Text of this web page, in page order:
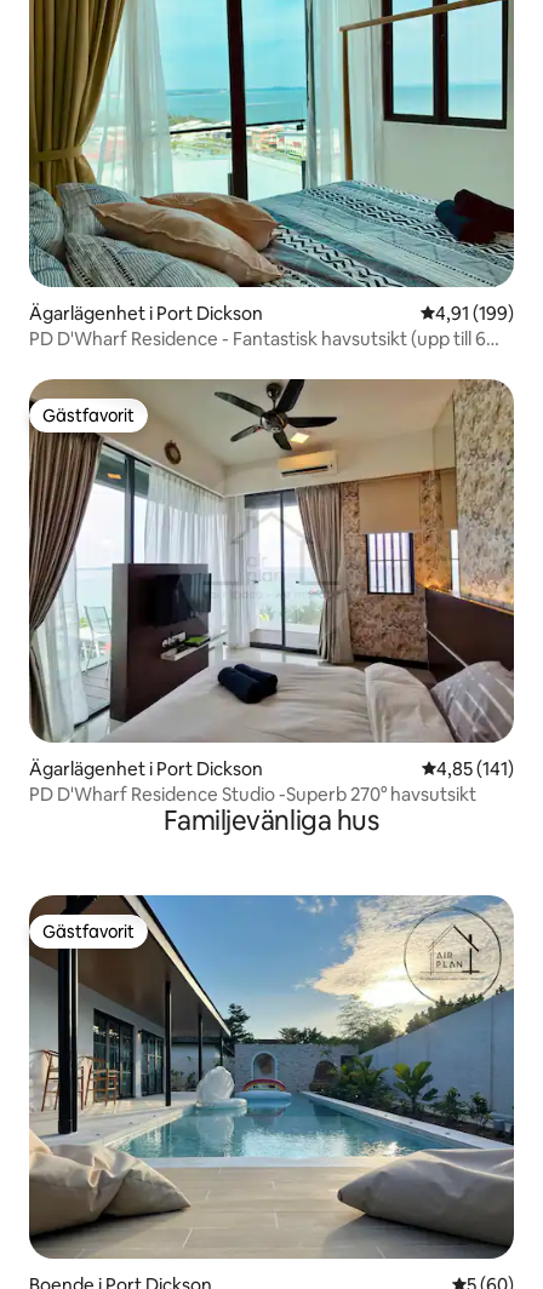
Ägarlägenhet i Port Dickson 4,91 av 5 i
4,91 (199)
PD D'Wharf Residence - Fantastisk havsutsikt (upp till 6
Gästfavorit
Gästfavorit
Ägarlägenhet i Port Dickson 4,85 av 5 i
4,85 (141)
PD D'Wharf Residence Studio -Superb 270° havsutsikt
Familjevänliga hus
Gästfavorit
Gästfavorit
Boende i Port Dickson 5 av 5 i
5 (60)